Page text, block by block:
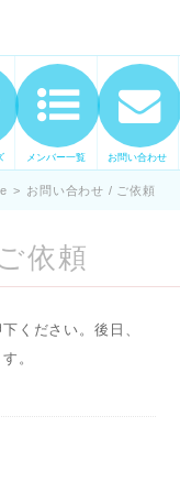
手づくり
スキル・セ
が集まって
メンバー一覧 お問い合わせ
> お問い合わせ / ご依頼
依頼
ください。後日、
。